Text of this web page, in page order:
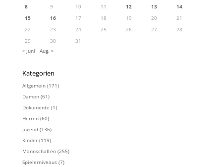
8
9 10 11 12 13
14
15
16 17 18 19 20
21
22
23 24 25 26 27
28
29
30
31
« Juni
Aug. »
Kategorien
Allgemein(171)
Damen(61)
Dokumente (1)
Herren(60)
Jugend(136)
Kinder(119)
Mannschaften(255)
Spielerniveaus(7)